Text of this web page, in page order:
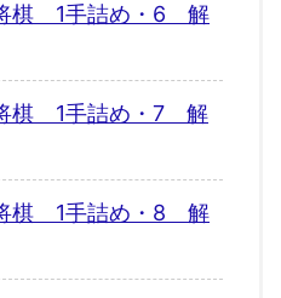
棋 1手詰め・6 解
棋 1手詰め・7 解
棋 1手詰め・8 解